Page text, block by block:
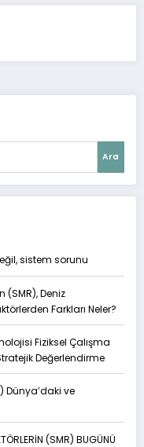
Ara
sistem sorunu
(SMR), Deniz
Farkları Neler?
Fiziksel Çalışma
Değerlendirme
Dünya’daki ve
(SMR) BUGÜNÜ